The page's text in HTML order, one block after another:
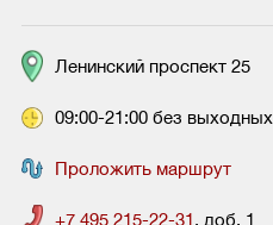
Ленинский проспект 25
09:00-21:00 без выходных
Проложить маршрут
+7 495 215-22-31, доб. 1